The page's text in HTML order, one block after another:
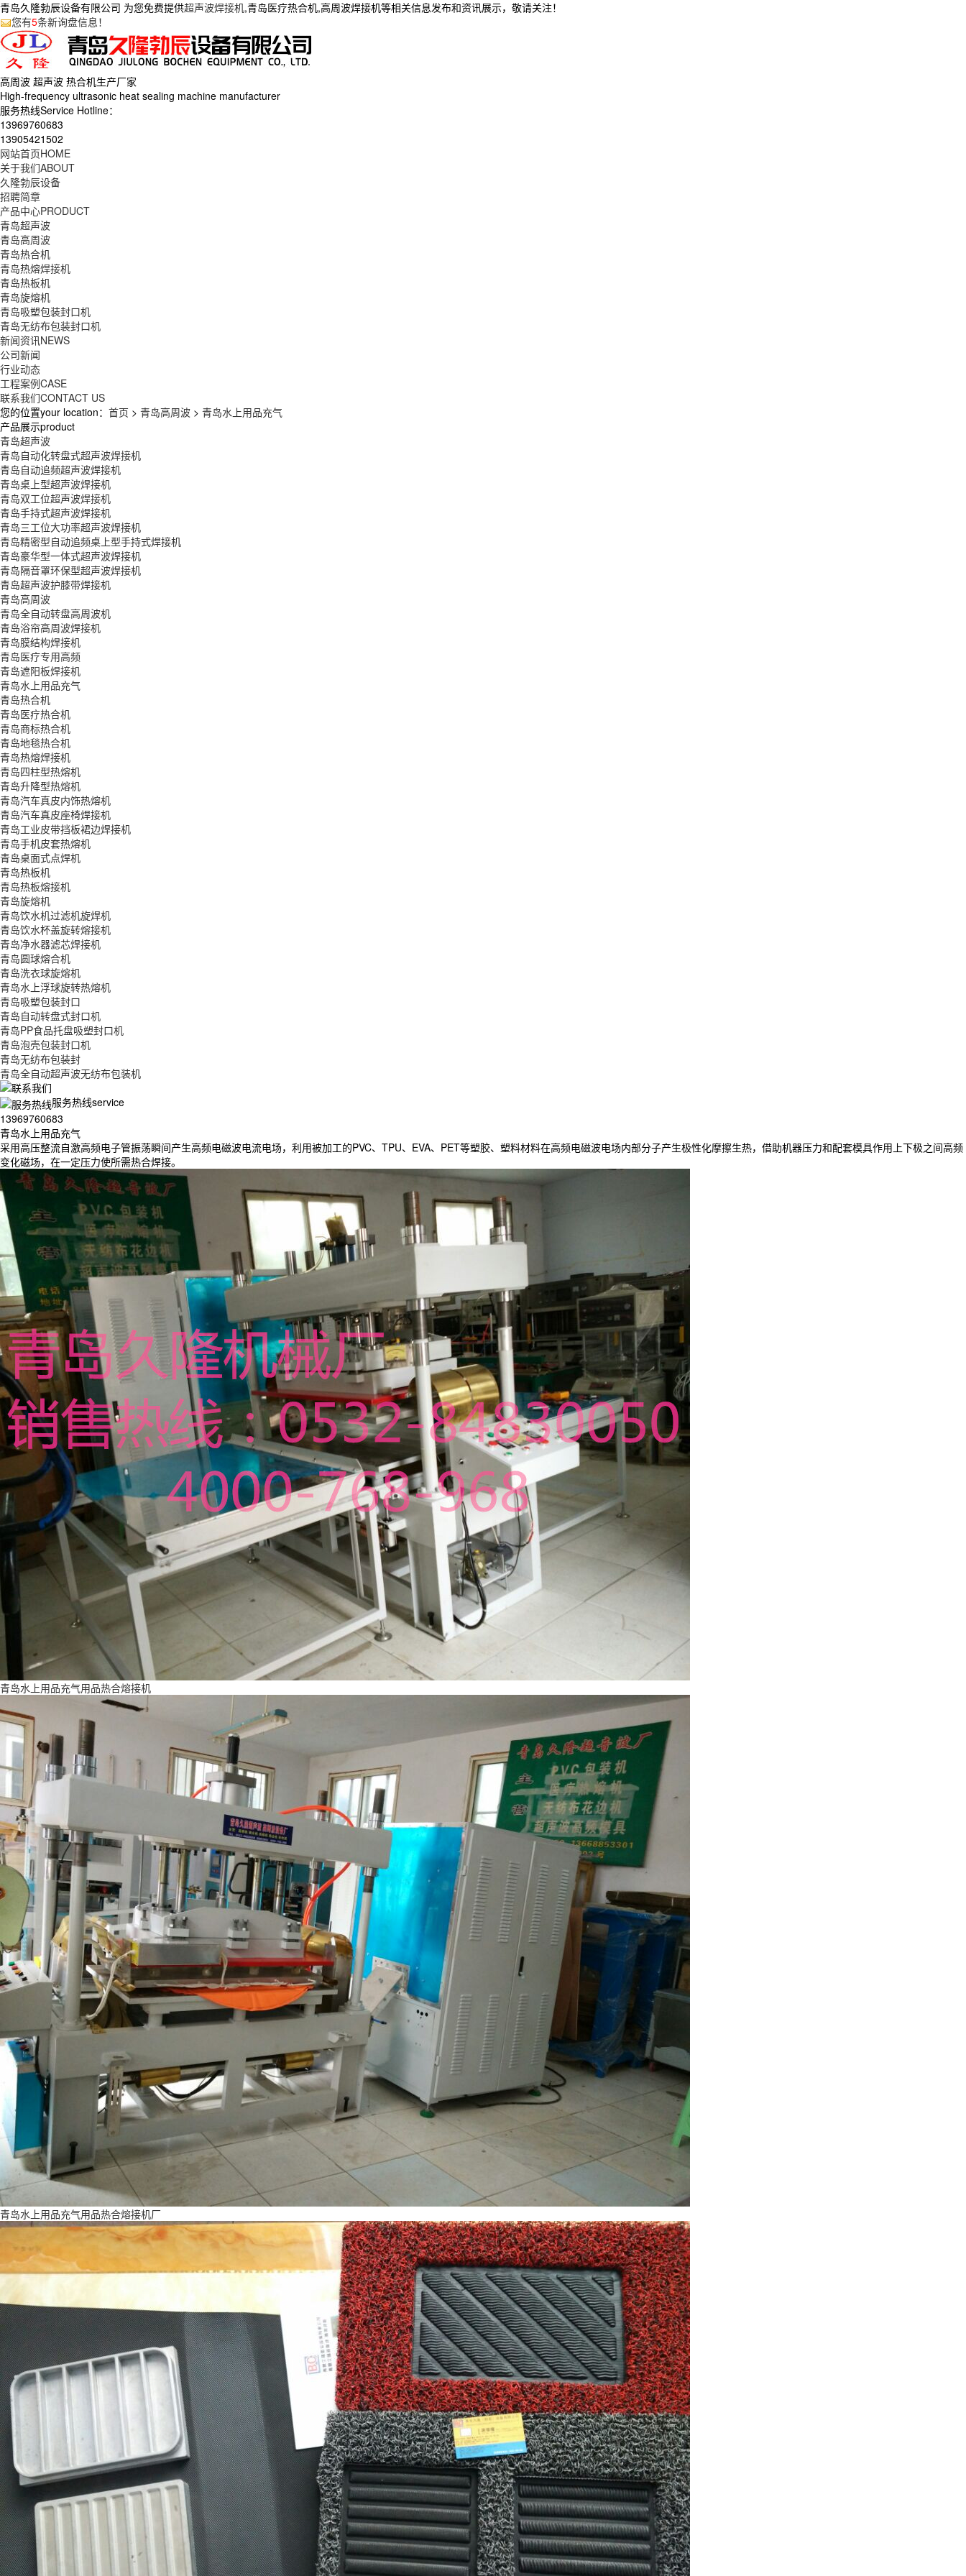
青岛久隆勃辰设备有限公司 为您免费提供超声波焊接机,青岛医疗热合机,高周波焊接机等相关信息发布和资讯展示，敬请关注！
您有5条新询盘信息！
高周波 超声波 热合机生产厂家
High-frequency ultrasonic heat sealing machine manufacturer
服务热线Service Hotline：
13969760683
13905421502
网站首页HOME
关于我们ABOUT
久隆勃辰设备
招聘简章
产品中心PRODUCT
青岛超声波
青岛高周波
青岛热合机
青岛热熔焊接机
青岛热板机
青岛旋熔机
青岛吸塑包装封口机
青岛无纺布包装封口机
新闻资讯NEWS
公司新闻
行业动态
工程案例CASE
联系我们CONTACT US
您的位置your location： 首页 > 青岛高周波 > 青岛水上用品充气
产品展示product
青岛超声波
青岛自动化转盘式超声波焊接机
青岛自动追频超声波焊接机
青岛桌上型超声波焊接机
青岛双工位超声波焊接机
青岛手持式超声波焊接机
青岛三工位大功率超声波焊接机
青岛精密型自动追频桌上型手持式焊接机
青岛豪华型一体式超声波焊接机
青岛隔音罩环保型超声波焊接机
青岛超声波护膝带焊接机
青岛高周波
青岛全自动转盘高周波机
青岛浴帘高周波焊接机
青岛膜结构焊接机
青岛医疗专用高频
青岛遮阳板焊接机
青岛水上用品充气
青岛热合机
青岛医疗热合机
青岛商标热合机
青岛地毯热合机
青岛热熔焊接机
青岛四柱型热熔机
青岛升降型热熔机
青岛汽车真皮内饰热熔机
青岛汽车真皮座椅焊接机
青岛工业皮带挡板裙边焊接机
青岛手机皮套热熔机
青岛桌面式点焊机
青岛热板机
青岛热板熔接机
青岛旋熔机
青岛饮水机过滤机旋焊机
青岛饮水杯盖旋转熔接机
青岛净水器滤芯焊接机
青岛圆球熔合机
青岛洗衣球旋熔机
青岛水上浮球旋转热熔机
青岛吸塑包装封口
青岛自动转盘式封口机
青岛PP食品托盘吸塑封口机
青岛泡壳包装封口机
青岛无纺布包装封
青岛全自动超声波无纺布包装机
服务热线service
13969760683
青岛水上用品充气
采用高压整流自激高频电子管振荡瞬间产生高频电磁波电流电场，利用被加工的PVC、TPU、EVA、PET等塑胶、塑料材料在高频电磁波电场内部分子产生极性化摩擦生热，借助机器压力和配套模具作用上下极之间高频
变化磁场，在一定压力使所需热合焊接。
青岛水上用品充气用品热合熔接机
青岛水上用品充气用品热合熔接机厂